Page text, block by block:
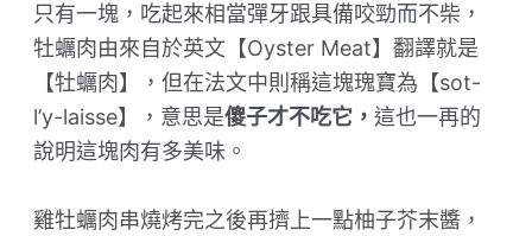
只有一塊，吃起來相當彈牙跟具備咬勁而不柴，
牡蠣肉由來自於英文【Oyster Meat】翻譯就是
【牡蠣肉】，但在法文中則稱這塊瑰寶為【sot-
l’y-laisse】，意思是傻子才不吃它， 這也一再的
說明這塊肉有多美味。
雞牡蠣肉串燒烤完之後再擠上一點柚子芥末醬，